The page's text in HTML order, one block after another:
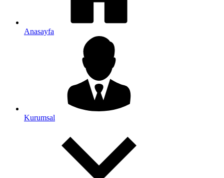
Anasayfa
Kurumsal